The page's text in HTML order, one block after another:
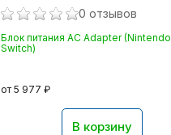
0 отзывов
Блок питания AC Adapter (Nintendo
Switch)
от 5 977 ₽
В корзину